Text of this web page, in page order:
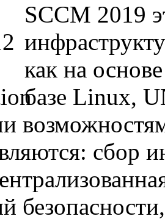
SCCM 2019
как на
базе Linux,
сбор